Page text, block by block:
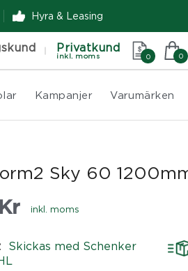
Hyra & Leasing
Privatkund
inkl. moms 0 0
Kampanjer Varumärken
Sky 60
Kr inkl. moms
Skickas med Schenker